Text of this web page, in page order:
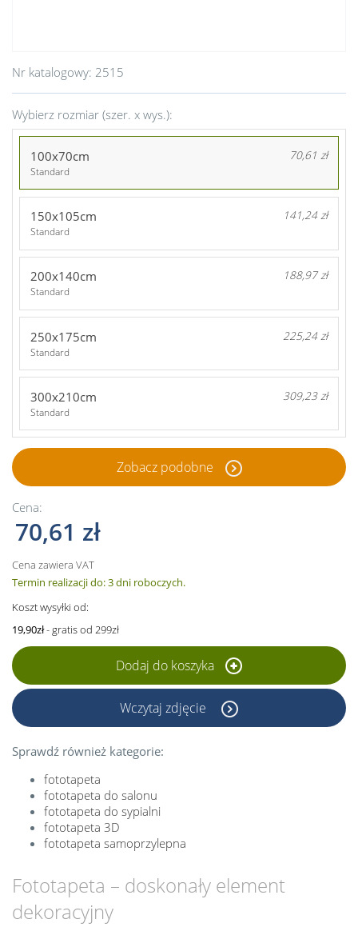
Nr katalogowy: 2515
Wybierz rozmiar (szer. x wys.):
100x70cm 70,61 zł
Standard
150x105cm 141,24 zł
Standard
200x140cm 188,97 zł
Standard
250x175cm 225,24 zł
Standard
300x210cm 309,23 zł
Standard
Zobacz podobne
Cena:
70,61 zł
Cena zawiera VAT
Termin realizacji do: 3 dni roboczych.
Koszt wysyłki od:
19,90zł- gratis od 299zł
Dodaj do koszyka
Wczytaj zdjęcie
Sprawdź również kategorie:
fototapeta
fototapeta do salonu
fototapeta do sypialni
fototapeta 3D
fototapeta samoprzylepna
Fototapeta – doskonały element
dekoracyjny